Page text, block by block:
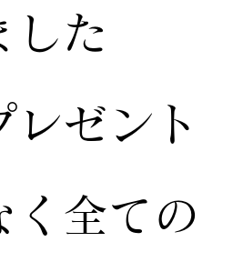
した
レゼント
く全ての